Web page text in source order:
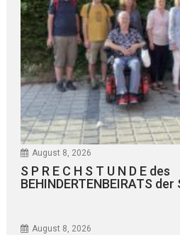
August 8, 2026
S P R E C H S T U N D E des
BEHINDERTENBEIRATS
August 8, 2026